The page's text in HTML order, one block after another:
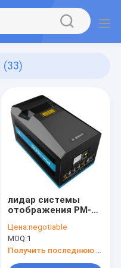
(33)
лидар системы
отображения PM-
долгосрочный
интегрированный
составляя карту
оборудование
Цена:negotiable
MOQ:1